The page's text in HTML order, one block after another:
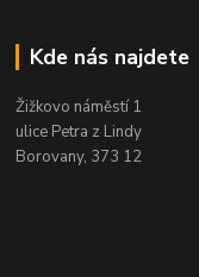
Kde nás najdete
Žižkovo náměstí 1
ulice Petra z Lindy
Borovany, 373 12